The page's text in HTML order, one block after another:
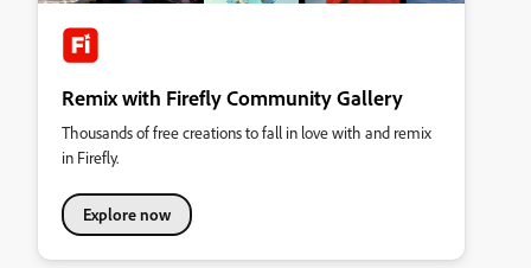
Remix with Firefly Community Gallery
Thousands of free creations to fall in love with and remix
in Firefly.
Explore now